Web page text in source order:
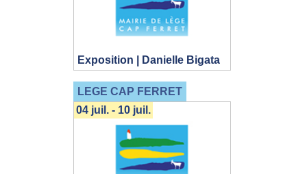
Exposition | Danielle Bigata
LEGE CAP FERRET
04 juil. - 10 juil.